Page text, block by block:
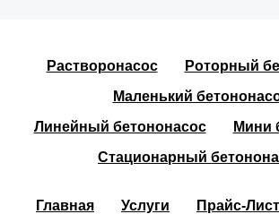
Растворонасос
Роторный
Маленький
Линейный бетононасос
Мини
Стационарный
Главная Услуги Прайс-Лист